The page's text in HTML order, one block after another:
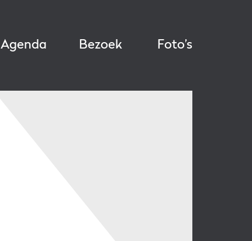
Agenda Bezoek Foto’s